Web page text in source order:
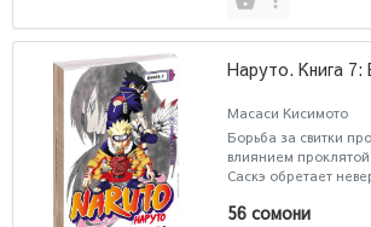
Наруто. Книга 7:
Масаси Кисимото
Борьба за свитки
влиянием
Саскэ обретает
56 сомони